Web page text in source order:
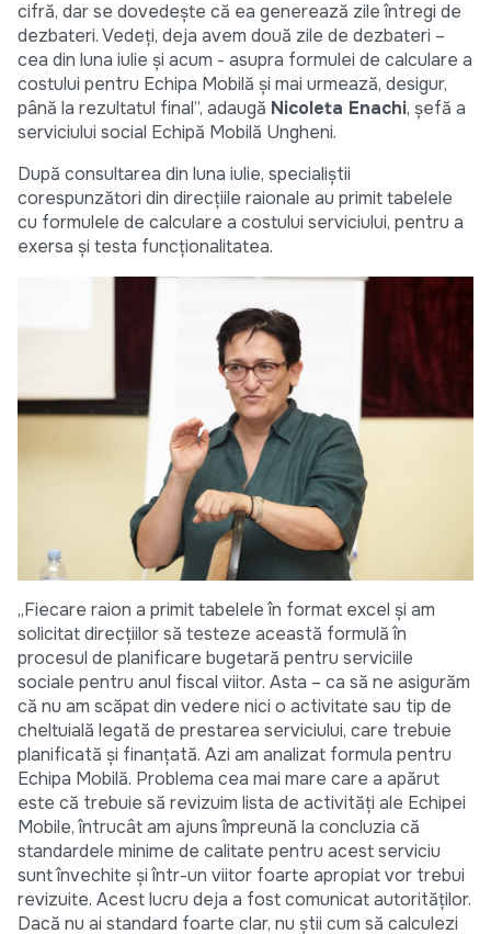
cifră, dar se dovedește că ea generează zile întregi de
dezbateri. Vedeți, deja avem două zile de dezbateri –
cea din luna iulie și acum - asupra formulei de calculare a
costului pentru Echipa Mobilă și mai urmează, desigur,
până la rezultatul final”, adaugă Nicoleta Enachi, șefă a
serviciului social Echipă Mobilă Ungheni.
După consultarea din luna iulie, specialiștii
corespunzători din direcțiile raionale au primit tabelele
cu formulele de calculare a costului serviciului, pentru a
exersa și testa funcționalitatea.
„Fiecare raion a primit tabelele în format excel și am
solicitat direcțiilor să testeze această formulă în
procesul de planificare bugetară pentru serviciile
sociale pentru anul fiscal viitor. Asta – ca să ne asigurăm
că nu am scăpat din vedere nici o activitate sau tip de
cheltuială legată de prestarea serviciului, care trebuie
planificată și finanțată. Azi am analizat formula pentru
Echipa Mobilă. Problema cea mai mare care a apărut
este că trebuie să revizuim lista de activități ale Echipei
Mobile, întrucât am ajuns împreună la concluzia că
standardele minime de calitate pentru acest serviciu
sunt învechite și într-un viitor foarte apropiat vor trebui
revizuite. Acest lucru deja a fost comunicat autorităților.
Dacă nu ai standard foarte clar, nu știi cum să calculezi